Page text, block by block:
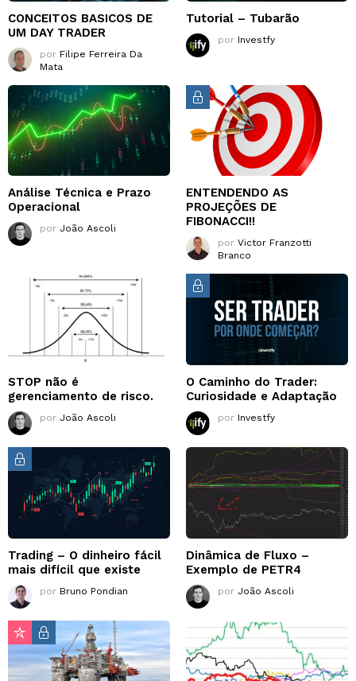
CONCEITOS BASICOS DE
UM DAY TRADER
por Filipe Ferreira Da
Mata
Tutorial – Tubarão
por Investfy
Análise Técnica e Prazo
Operacional
por João Ascoli
ENTENDENDO AS
PROJEÇÕES DE
FIBONACCI!!
por Victor Franzotti
Branco
STOP não é
gerenciamento de risco.
por João Ascoli
O Caminho do Trader:
Curiosidade e Adaptação
por Investfy
Trading – O dinheiro fácil
mais difícil que existe
por Bruno Pondian
Dinâmica de Fluxo –
Exemplo de PETR4
por João Ascoli